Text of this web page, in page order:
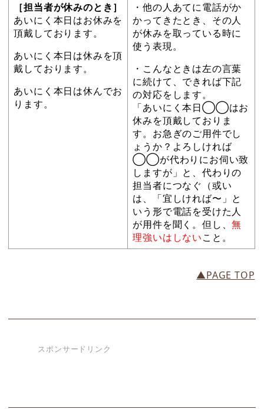
［担当者が休みのとき］
あいにく本日はお休みを
頂戴しております。
あいにく本日は休みを頂
戴しております。
あいにく本日は休んでお
ります。
・他の人あてに電話がか
かってきたとき、その人
が休みを取っている時に
使う表現。
・こんなときは左の言葉
に続けて、できれば下記
の対応をします。
「あいにく本日◯◯はお
休みを頂戴しておりま
す。お急ぎのご用件でし
ょうか？よろしければ
◯◯が代わりにお伺い致
しますが」と、代わりの
担当者につなぐ（或い
は、「宜しければ〜」と
いう形で電話を受けた人
が用件を聞く。但し、無
理強いはしないこと。
▲PAGE TOP
スポンサードリンク